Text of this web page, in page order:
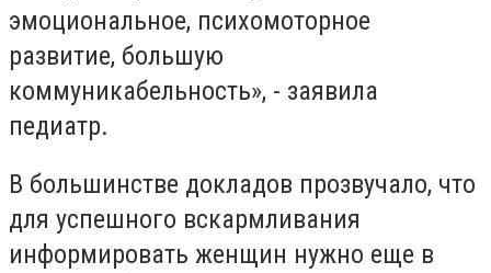
эмоциональное, психомоторное
развитие, большую
коммуникабельность», - заявила
педиатр.
В большинстве докладов прозвучало, что
для успешного вскармливания
информировать женщин нужно еще в